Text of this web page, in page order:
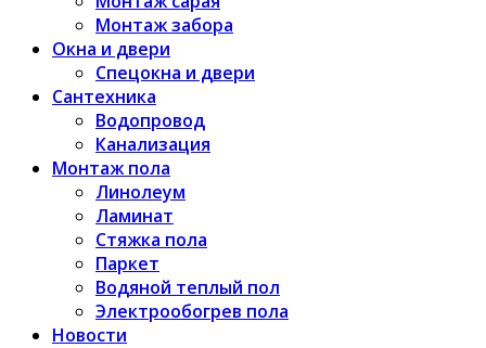
Монтаж забора
Окна и двери
Спецокна и двери
Сантехника
Водопровод
Канализация
Монтаж пола
Линолеум
Ламинат
Стяжка пола
Паркет
Водяной теплый пол
Электрообогрев пола
Новости